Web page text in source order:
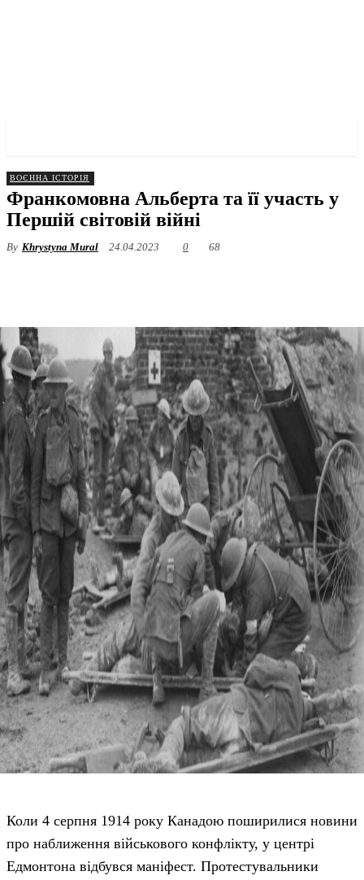
ВОЄННА ІСТОРІЯ
Франкомовна Альберта та її участь у
Першій світовій війні
By Khrystyna Mural 24.04.2023 0 68
Коли 4 серпня 1914 року Канадою поширилися новини
про наближення військового конфлікту, у центрі
Едмонтона відбувся маніфест. Протестувальники